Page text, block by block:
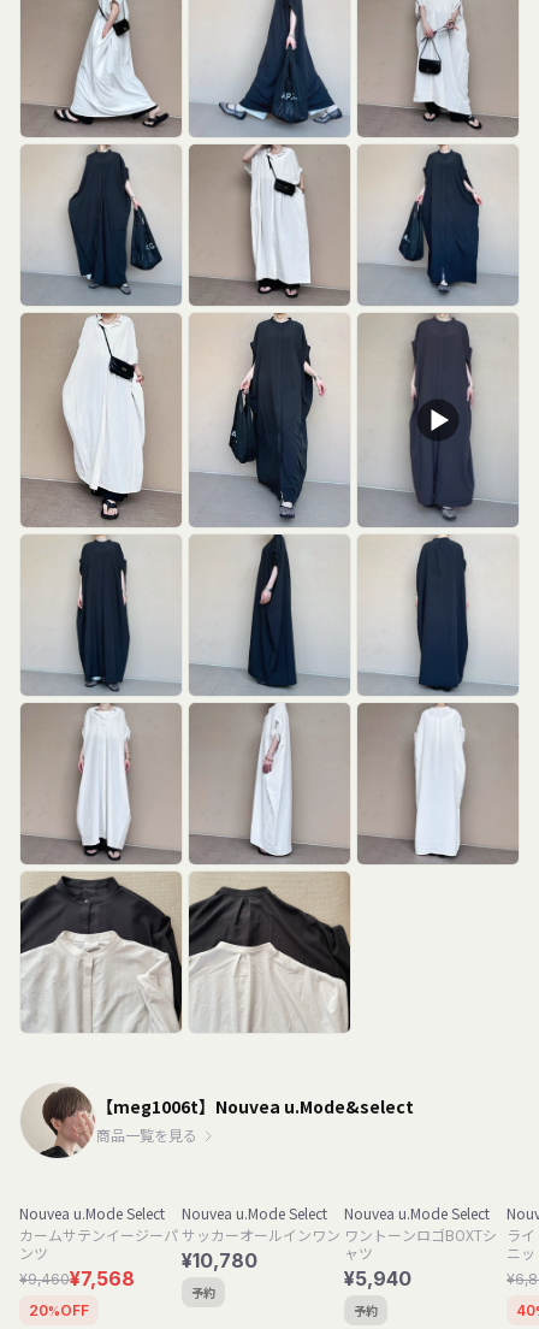
【meg1006t】Nouvea u.Mode&select
商品一覧を見る
Nouvea u.Mode Select
カームサテンイージーパ
ンツ
¥9,460¥7,568
20%OFF
Nouvea u.Mode Select
サッカーオールインワン
¥10,780
予約
Nouvea u.Mode Select
ワントーンロゴBOXTシ
ャツ
¥5,940
予約
ラ
ニ
40